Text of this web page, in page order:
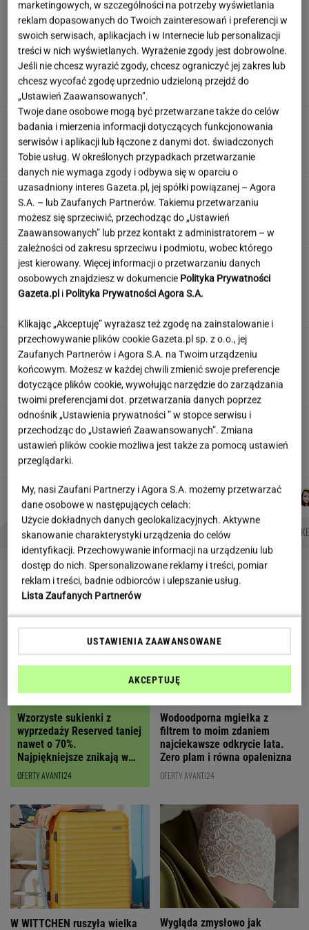
Czy Krupa popiera Trumpa? Wyjawiła prawdę o
relacji z Tarczyńskim
Quiz wiedzy, na którym wykłada się
większość. Mniej niż 10/12 to wstyd
Wisiał kilka dni "uwięziony" w bilboardzie
metry nad ziemią. "Utknąłem tu"
Największa zmiana w quattro od lat. Nowe
Audi RS 5 rozdziela moment w zupełnie nowy
sposób
"Wiem, kto ma jakie lęki,
halucynacje, znam PESEL-e". Tajemnice
pacjentów słyszy cała stołówka
SUBSKRYPCJA
Tyle dni powinien trwać urlop, żebyśmy mogli
odpocząć. Psycholożka wskazuje liczbę
Autorzy:
KACPER
KOLIBABSKI
DANIEL
MAIKOWSKI
JAKUB
ŁUKASZ
NAJWIĘKSZA JASKINIA ŚWIATA BIAŁE LINIE NA SWOICH OKNACH ATAK
LETNIE OKAZJE
Wzorzyste sukienki z
wyprzedaży Reserved taniej
nawet o 70%.
Najpiękniejsze znikają w
mig
OFERTY AVANTI24
Wodoodporna mgiełka z
filtrem to moim zdaniem
najciekawsze odkrycie lata.
Zero plam i równa opalenizna
OFERTY AVANTI24
W WITTCHEN ruszyła wielka
Wygląda zmysłowo jak
marketingowych, w szczególności na potrzeby wyświetlania
reklam dopasowanych do Twoich zainteresowań i preferencji w
swoich serwisach, aplikacjach i w Internecie lub personalizacji
treści w nich wyświetlanych. Wyrażenie zgody jest dobrowolne.
Jeśli nie chcesz wyrazić zgody, chcesz ograniczyć jej zakres lub
chcesz wycofać zgodę uprzednio udzieloną przejdź do
„Ustawień Zaawansowanych”.
Twoje dane osobowe mogą być przetwarzane także do celów
badania i mierzenia informacji dotyczących funkcjonowania
serwisów i aplikacji lub łączone z danymi dot. świadczonych
Tobie usług. W określonych przypadkach przetwarzanie
danych nie wymaga zgody i odbywa się w oparciu o
uzasadniony interes Gazeta.pl, jej spółki powiązanej – Agora
S.A. – lub Zaufanych Partnerów. Takiemu przetwarzaniu
możesz się sprzeciwić, przechodząc do „Ustawień
Zaawansowanych” lub przez kontakt z administratorem – w
zależności od zakresu sprzeciwu i podmiotu, wobec którego
jest kierowany. Więcej informacji o przetwarzaniu danych
osobowych znajdziesz w dokumencie Polityka Prywatności
Gazeta.pl i Polityka Prywatności Agora S.A.
Klikając „Akceptuję” wyrażasz też zgodę na zainstalowanie i
przechowywanie plików cookie Gazeta.pl sp. z o.o., jej
Zaufanych Partnerów i Agora S.A. na Twoim urządzeniu
końcowym. Możesz w każdej chwili zmienić swoje preferencje
dotyczące plików cookie, wywołując narzędzie do zarządzania
twoimi preferencjami dot. przetwarzania danych poprzez
odnośnik „Ustawienia prywatności ” w stopce serwisu i
przechodząc do „Ustawień Zaawansowanych”. Zmiana
ustawień plików cookie możliwa jest także za pomocą ustawień
przeglądarki.
My, nasi Zaufani Partnerzy i Agora S.A. możemy przetwarzać
dane osobowe w następujących celach:
Użycie dokładnych danych geolokalizacyjnych. Aktywne
skanowanie charakterystyki urządzenia do celów
identyfikacji. Przechowywanie informacji na urządzeniu lub
dostęp do nich. Spersonalizowane reklamy i treści, pomiar
reklam i treści, badnie odbiorców i ulepszanie usług.
Lista Zaufanych Partnerów
USTAWIENIA ZAAWANSOWANE
AKCEPTUJĘ